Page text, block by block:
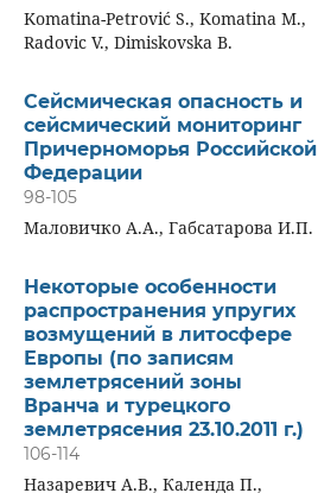
Komatina-Petrović S., Komatina M.,
Radovic V., Dimiskovska B.
Сейсмическая опасность и
сейсмический мониторинг
Причерноморья Российской
Федерации
98-105
Маловичко А.А., Габсатарова И.П.
Некоторые особенности
распространения упругих
возмущений в литосфере
Европы (по записям
землетрясений зоны
Вранча и турецкого
землетрясения 23.10.2011 г.)
106-114
Назаревич А.В., Календа П.,